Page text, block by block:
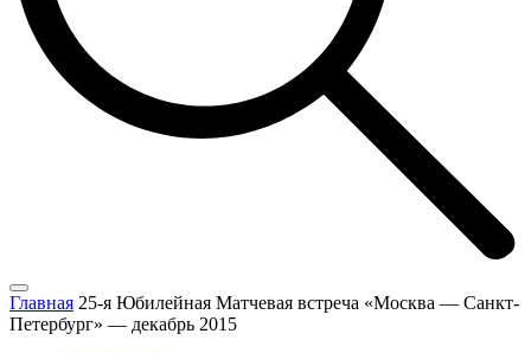
Главная 25-я Юбилейная Матчевая встреча «Москва — Санкт-
Петербург» — декабрь 2015